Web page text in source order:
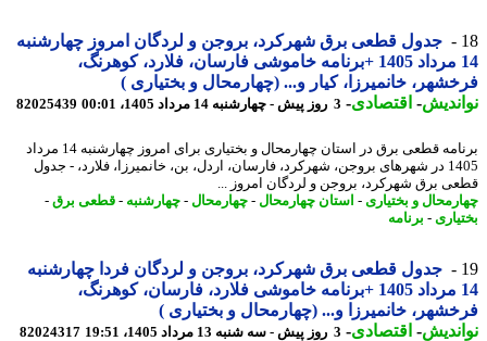
جدول قطعی برق شهرکرد، بروجن و لردگان امروز چهارشنبه
14 مرداد 1405 +برنامه خاموشی فارسان، فلارد، کوهرنگ،
خانمیرزا، کیار و... (چهارمحال و بختیاری )
-اقتصادی-3 روز پیش - چهارشنبه 14 مرداد 1405، 00:01 82025439
برنامه قطعی برق در استان چهارمحال و بختیاری برای امروز چهارشنبه 14 مرداد
1405 در شهرهای بروجن، شهرکرد، فارسان، اردل، بن، خانمیرزا، فلارد، - جدول
برق شهرکرد، بروجن و لردگان امروز ...
و بختیاری- استان چهارمحال-چهارمحال-چهارشنبه-قطعی برق -
- برنامه
جدول قطعی برق شهرکرد، بروجن و لردگان فردا چهارشنبه
14 مرداد 1405 +برنامه خاموشی فلارد، فارسان، کوهرنگ،
خانمیرزا و... (چهارمحال و بختیاری )
-اقتصادی-3 روز پیش - سه شنبه 13 مرداد 1405، 19:51 82024317